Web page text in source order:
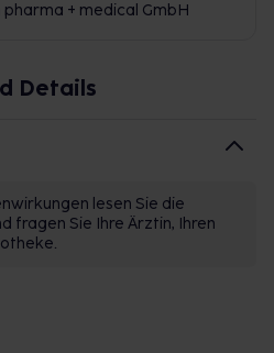
+ medical GmbH
Details
lesen Sie die
fragen Sie Ihre Ärztin, Ihren